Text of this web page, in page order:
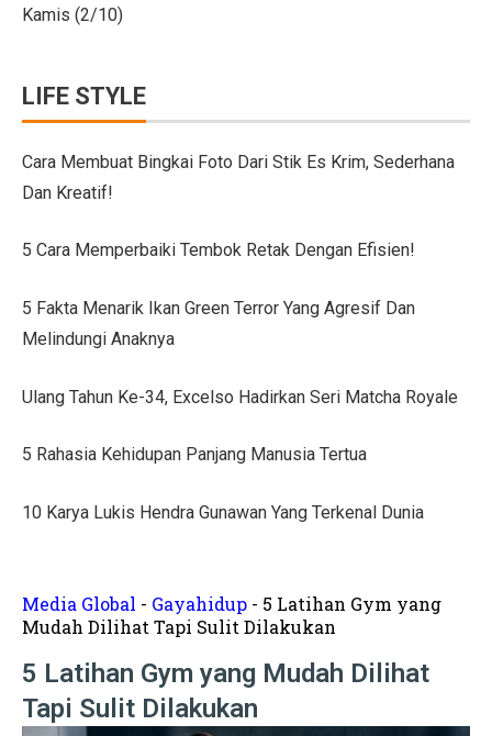
10 Model Batu Alam Dinding Minimalis Terbaru
Cara Membuat Bingkai Foto dari Stik Es Krim,
Tips Menata Hiasan Dinding untuk Ruang Tamu Estetis
Harga Kusen UPVC vs Aluminium, Ketahui
Tanda-Tanda Kanker Payudara yang Sering Diabaikan
Tren Rumah Scandinavian: Ciri Khas dan Aturan Desain
Anti Ribet, Gaya Hias Dinding Modern dari Stik Es
Idaman! 10 Desain Wajib untuk Rumah Sempit
5 Cara Menyemprot Dinding Basah agar Rapi dan Awet!
Kamis (2/10)
LIFE STYLE
Cara Membuat Bingkai Foto Dari Stik Es Krim, Sederhana
Dan Kreatif!
5 Cara Memperbaiki Tembok Retak Dengan Efisien!
5 Fakta Menarik Ikan Green Terror Yang Agresif Dan
Melindungi Anaknya
Ulang Tahun Ke-34, Excelso Hadirkan Seri Matcha Royale
5 Rahasia Kehidupan Panjang Manusia Tertua
10 Karya Lukis Hendra Gunawan Yang Terkenal Dunia
Media Global - Gayahidup - 5 Latihan Gym yang
Mudah Dilihat Tapi Sulit Dilakukan
5 Latihan Gym yang Mudah Dilihat
Tapi Sulit Dilakukan